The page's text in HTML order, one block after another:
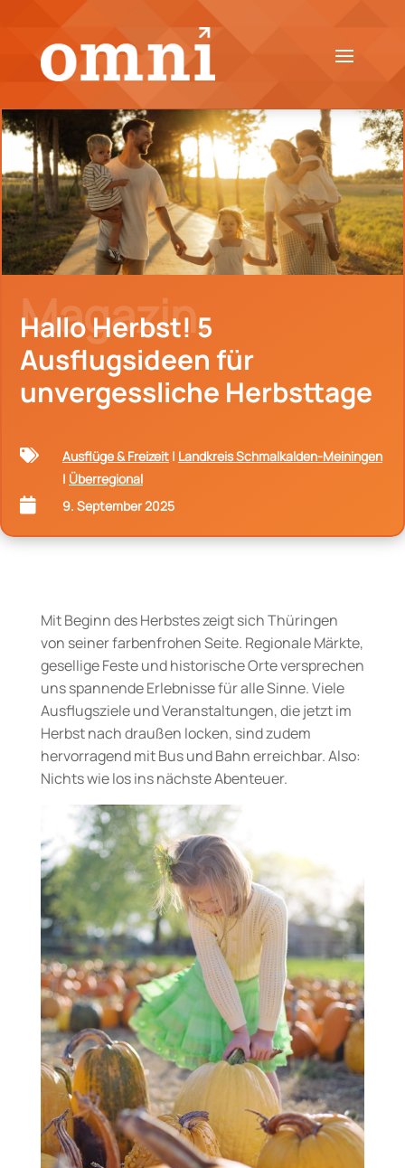
Magazin.
Hallo Herbst! 5
Ausflugsideen für
unvergessliche Herbsttage
 Ausflüge & Freizeit | Landkreis Schmalkalden-Meiningen
| Überregional
 9. September 2025
Mit Beginn des Herbstes zeigt sich Thüringen
von seiner farbenfrohen Seite. Regionale Märkte,
gesellige Feste und historische Orte versprechen
uns spannende Erlebnisse für alle Sinne. Viele
Ausflugsziele und Veranstaltungen, die jetzt im
Herbst nach draußen locken, sind zudem
hervorragend mit Bus und Bahn erreichbar. Also:
Nichts wie los ins nächste Abenteuer.